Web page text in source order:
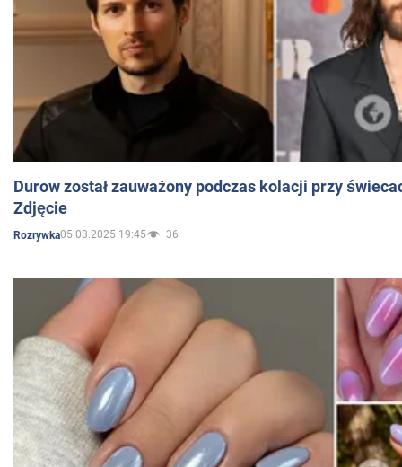
Durow został zauważony podczas kolacji przy
Zdjęcie
Rozrywka05.03.2025 19:45 36